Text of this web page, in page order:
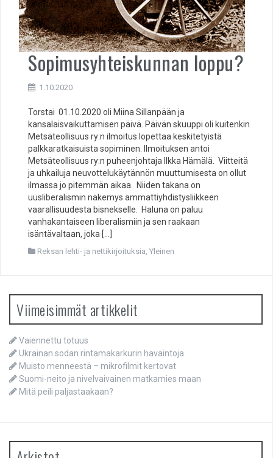
Sopimusyhteiskunnan loppu?
1.10.2020
Torstai 01.10.2020 oli Miina Sillanpään ja
kansalaisvaikuttamisen päivä. Päivän skuuppi oli kuitenkin
Metsäteollisuus ry:n ilmoitus lopettaa keskitetyistä
palkkaratkaisuista sopiminen. Ilmoituksen antoi
Metsäteollisuus ry:n puheenjohtaja Ilkka Hämälä. Viitteitä
ja uhkailuja neuvottelukäytännön muuttumisesta on ollut
ilmassa jo pitemmän aikaa. Niiden takana on
uusliberalismin näkemys ammattiyhdistysliikkeen
vaarallisuudesta bisnekselle. Haluna on paluu
vanhakantaiseen liberalismiin ja sen raakaan
isäntävaltaan, joka […]
Reksan lehti- ja nettikirjoituksia, Yleinen
Viimeisimmät artikkelit
Vaiennettu totuus
Ukrainan sodan rintamakarkurin havaintoja
Muisto menneestä – mikrofilmit kertovat
Suomi-neito ja nivelvaivainen matkamies maan
Mitä peili paljastaakaan?